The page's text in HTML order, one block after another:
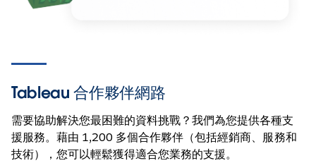
Tableau 合作夥伴網路
需要協助解決您最困難的資料挑戰？我們為您提供各種支
援服務。藉由 1,200 多個合作夥伴（包括經銷商、服務和
技術），您可以輕鬆獲得適合您業務的支援。